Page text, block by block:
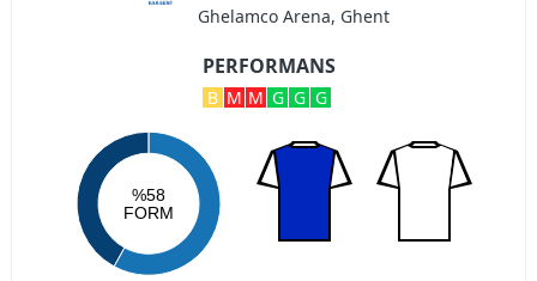
Ghelamco Arena, Ghent
PERFORMANS
B M M G G G
%58
FORM